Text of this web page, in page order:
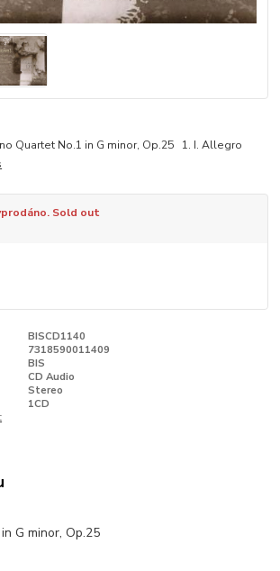
Quartet No.1 in G minor, Op.25 1. I. Allegro
Sold out
BISCD1140
7318590011409
BIS
CD Audio
Stereo
1CD
G minor, Op.25